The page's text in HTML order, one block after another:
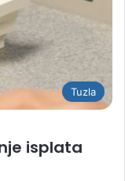
Tuzla
isplata